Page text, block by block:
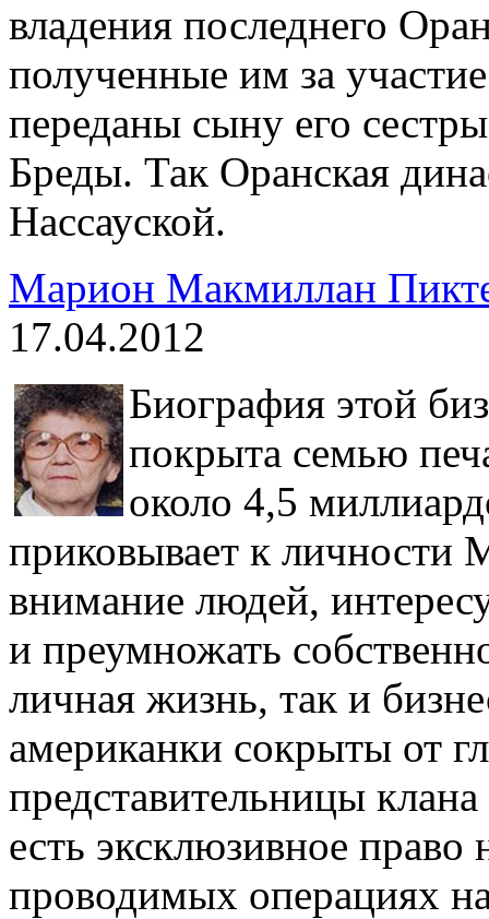
владения последнего
полученные им за
переданы сыну его
Бреды. Так Оранская
Нассауской.
Марион Макмиллан
17.04.2012
Биография этой
покрыта семью
около 4,5
приковывает к
внимание людей,
и преумножать
личная жизнь, так и
американки сокрыты от
представительницы
есть эксклюзивное право
проводимых операциях